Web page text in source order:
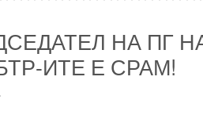
НА ПГ
ИТЕ Е СРАМ!